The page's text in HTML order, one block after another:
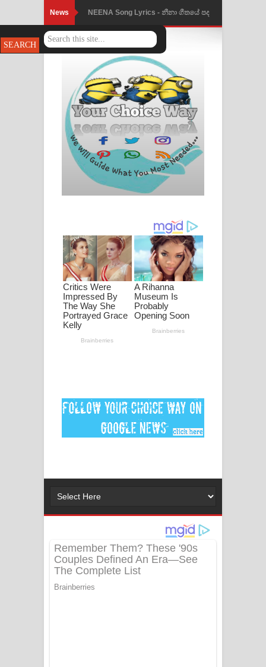
News NEENA Song Lyrics - නීනා ගීතයේ පද
පෙළ
Ahimi Wimai Himi Song Lyrics - අහිමි
විමයි හිමි ගීතයේ පද පෙළ
Mathaka Parana Song Lyrics - මතක
පාරනා ගීතයේ පද පෙළ
Nimnadhen Song Lyrics - නිම්නාදෙන්
ගීතයේ පද පෙළ
ඔබමයි මගේ ආදරේ ගීතයේ පද පෙළ
Pansal Gihin Song Lyrics - පන්සල් ගිහිං
ගීතයේ පද පෙළ
Ankeliya Song Lyrics - අංකෙළිය ගීතයේ
පද පෙළ
MANAMALA KATHA Song Lyrics -
මනමාල කතා ගීතයේ පද පෙළ
Gemak Deela Song Lyrics - ගේමක් දීලා
ගීතයේ පද පෙළ